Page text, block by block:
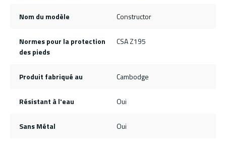
Nom du modèle Constructor
Normes pour la protection
des pieds
CSA Z195
Produit fabriqué au Cambodge
Résistant à l'eau Oui
Sans Métal Oui